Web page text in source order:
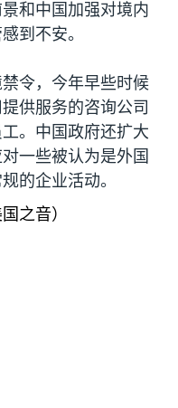
和中国加强对境内
到不安。
令，今年早些时候
供服务的咨询公司
。中国政府还扩大
一些被认为是外国
的企业活动。
之音）